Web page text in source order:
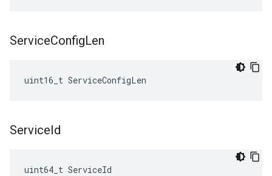
ServiceConfigLen
uint16_t ServiceConfigLen
ServiceId
uint64_t ServiceId